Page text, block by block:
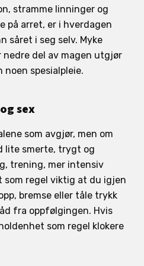
stramme linninger og
på arret, er i hverdagen
såret i seg selv. Myke
del av magen utgjør
spesialpleie.
sex
som avgjør, men om
lite smerte, trygt og
trening, mer intensiv
som regel viktig at du igjen
bremse eller tåle trykk
fra oppfølgingen. Hvis
som regel klokere